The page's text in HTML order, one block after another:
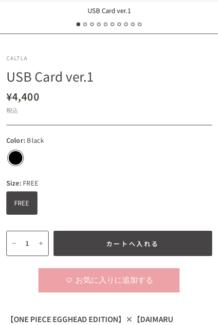
USB Card ver.1
CALTLA
USB Card ver.1
¥4,400
税込
Color: Black
Size: FREE
FREE
カートへ入れる
お気に入りに追加する
【ONE PIECE EGGHEAD EDITION】×【DAIMARU